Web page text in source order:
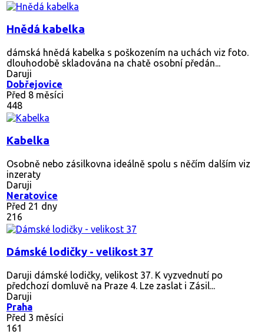
Hnědá kabelka
dámská hnědá kabelka s poškozením na uchách viz foto.
dlouhodobě skladována na chatě osobní předán...
Daruji
Dobřejovice
Před 8 měsíci
448
Kabelka
Osobně nebo zásilkovna ideálně spolu s něčím dalším viz
inzeraty
Daruji
Neratovice
Před 21 dny
216
Dámské lodičky - velikost 37
Daruji dámské lodičky, velikost 37. K vyzvednutí po
předchozí domluvě na Praze 4. Lze zaslat i Zásil...
Daruji
Praha
Před 3 měsíci
161